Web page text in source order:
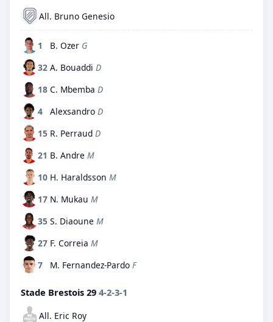
All. Bruno Genesio
1 B. Ozer G
32 A. Bouaddi D
18 C. Mbemba D
4
Alexsandro D
15 R. Perraud D
21 B. Andre M
10 H. Haraldsson M
17 N. Mukau M
35 S. Diaoune M
27 F. Correia M
7
M. Fernandez-Pardo F
Stade Brestois 29 4-2-3-1
All. Eric Roy